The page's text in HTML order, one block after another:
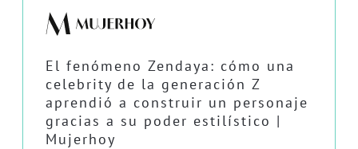
El fenómeno Zendaya: cómo una
celebrity de la generación Z
aprendió a construir un personaje
gracias a su poder estilístico |
Mujerhoy